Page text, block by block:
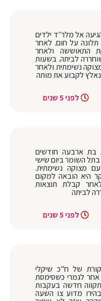
אל מלר״ד ילדים
עם תלונה על חום. לאחר
התאוששה ולאחר
לביתה. בשעות
נשימתית ולאחר
נאלץ לקבוע את מותה
לפני 5 שנים
בת ארבעה חודשים
השומר ביום שישי
מצוקה נשימתית.
היא הובאה למקום
קבלת תוצאות
לביתה
לפני 5 שנים
של ח"כ שיקלי
אחר לגמרי כשסימסת
חדשה בעקבות
מדוע צו השעה